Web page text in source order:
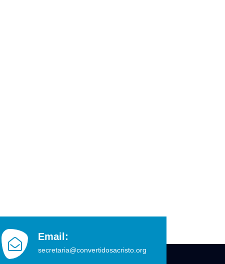
Email:
secretaria@convertidosacristo.org